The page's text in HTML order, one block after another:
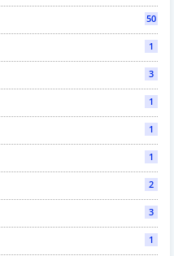
50
1
3
1
1
1
2
3
1